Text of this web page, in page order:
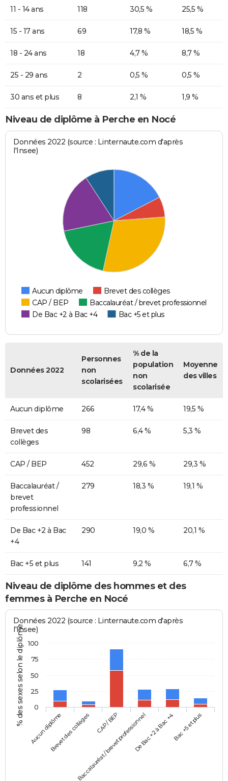
11 - 14 ans 118 30,5 % 25,5 %
15 - 17 ans 69 17,8 % 18,5 %
18 - 24 ans 18 4,7 % 8,7 %
25 - 29 ans 2 0,5 % 0,5 %
30 ans et plus 8 2,1 % 1,9 %
Niveau de diplôme à Perche en Nocé
Données 2022 (source : Linternaute.com d'après
l'Insee)
Aucun diplôme
Brevet des collèges
CAP / BEP
Baccalauréat / brevet professionnel
De Bac +2 à Bac +4
Bac +5 et plus
Données 2022
Personnes
non
scolarisées
% de la
population
non
scolarisée
Moyenne
des villes
Aucun diplôme 266 17,4 % 19,5 %
Brevet des
collèges
98 6,4 % 5,3 %
CAP / BEP 452 29,6 % 29,3 %
Baccalauréat /
brevet
professionnel
279 18,3 % 19,1 %
De Bac +2 à Bac
+4
290 19,0 % 20,1 %
Bac +5 et plus 141 9,2 % 6,7 %
Niveau de diplôme des hommes et des
femmes à Perche en Nocé
% des sexes selon le diplôme
Données 2022 (source : Linternaute.com d'après
l'Insee)
Aucun diplômeBrevet des collèges CAP / BEP
Baccalauréat / brevet professionnelDe Bac +2 à Bac +4Bac +5 et plus
0
25
50
75
100